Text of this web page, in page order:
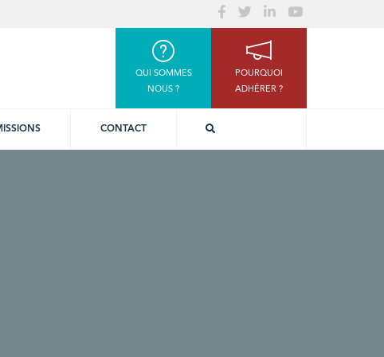
QUI SOMMES
NOUS ?
POURQUOI
ADHÉRER ?
CONTACT